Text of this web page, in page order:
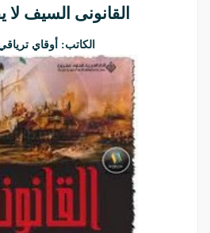
القانونى السيف لا
الكاتب: أوقاي